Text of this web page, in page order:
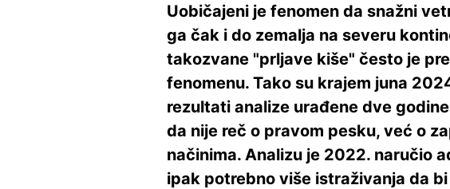
Uobičajeni je fenomen da snažni
ga čak i do zemalja na severu
takozvane "prljave kiše" često je
fenomenu. Tako su krajem juna
rezultati analize urađene dve
da nije reč o pravom pesku, već o
načinima. Analizu je 2022. naručio
ipak potrebno više istraživanja da